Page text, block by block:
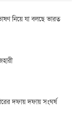
নিয়ে যা বলছে ভারত
দফায় দফায় সংঘর্ষ